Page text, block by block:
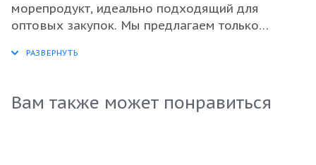
морепродукт, идеально подходящий для
оптовых закупок. Мы предлагаем только
отличный вкус и высокую питательную
для приготовления разнообразных блюд,
включая салаты и закуски. Благодаря своей
Вам также может понравиться